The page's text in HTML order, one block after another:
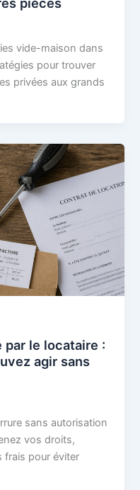
vide-maison dans
pour trouver
privées aux grands
par le locataire :
agir sans
sans autorisation
vos droits,
frais pour éviter